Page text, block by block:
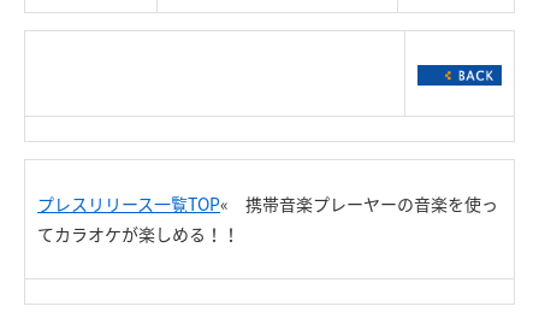
プレスリリース一覧TOP« 携帯音楽プレーヤーの音楽を使っ
てカラオケが楽しめる！！